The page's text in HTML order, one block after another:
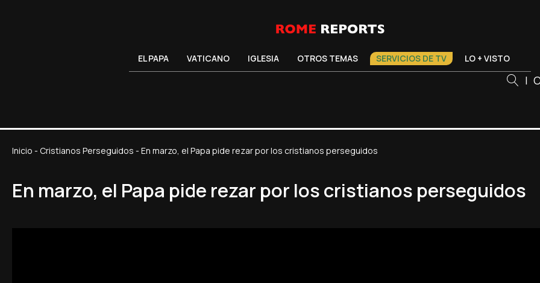
EL PAPA VATICANO IGLESIA OTROS TEMAS SERVICIOS DE TV LO + VISTO
|
Inicio - Cristianos Perseguidos - En marzo, el Papa pide rezar por los cristianos perseguidos
En marzo, el Papa pide rezar por los cristianos perseguidos